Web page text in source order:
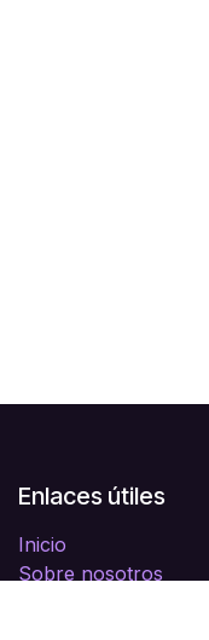
Enlaces útiles
Inicio
Sobre nosotros